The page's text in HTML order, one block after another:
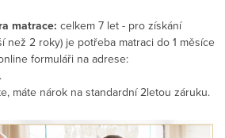
matrace: celkem 7 let - pro získání
než 2 roky) je potřeba matraci do 1 měsíce
formuláři na adrese:
.
máte nárok na standardní 2letou záruku.